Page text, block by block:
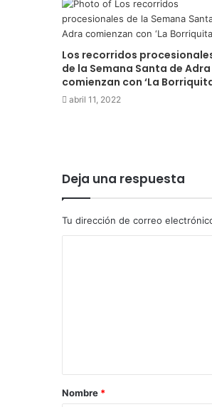
Los recorridos
de la Semana Santa de Adra
comienzan con ‘La
abril 11, 2022
Deja una respuesta
Tu dirección de correo
Nombre *